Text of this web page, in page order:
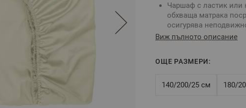
Чаршаф с ластик или
обхваща матрака
осигурява
матрака.
размери на вашия
Размер: 200/200/25 см
Виж пълното описание
ОЩЕ РАЗМЕРИ:
140/200/25 см 180/